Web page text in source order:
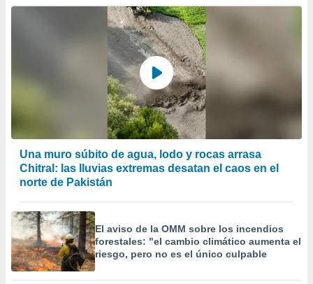
Una muro súbito de agua, lodo y rocas arrasa
Chitral: las lluvias extremas desatan el caos en el
norte de Pakistán
El aviso de la OMM sobre los incendios
forestales: "el cambio climático aumenta el
riesgo, pero no es el único culpable